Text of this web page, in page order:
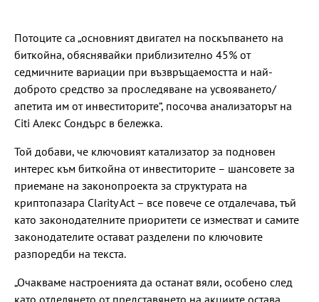
Потоците са „основният двигател на поскъпването на
биткойна, обяснявайки приблизително 45% от
седмичните вариации при възвръщаемостта и най-
доброто средство за проследяване на усвояването/
апетита им от инвеститорите“, посочва анализаторът на
Citi Алекс Сондърс в бележка.
Той добави, че ключовият катализатор за подновен
интерес към биткойна от инвеститорите – шансовете за
приемане на законопроекта за структурата на
криптопазара Clarity Act – все повече се отдалечава, тъй
като законодателните приоритети се изместват и самите
законодателите остават разделени по ключовите
разпоредби на текста.
„Очакваме настроенията да останат вяли, особено след
като отделянето от представянето на акциите остава